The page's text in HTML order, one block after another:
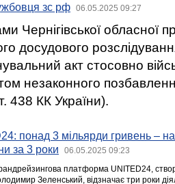
зс рф
06.05.2025 09:27
Чернігівської обласної
досудового
акт стосовно
незаконного
438 КК України).
понад 3 мільярди гривень – на
за 3 роки
06.05.2025 09:23
платформа UNITED24,
Зеленський, відзначає три роки